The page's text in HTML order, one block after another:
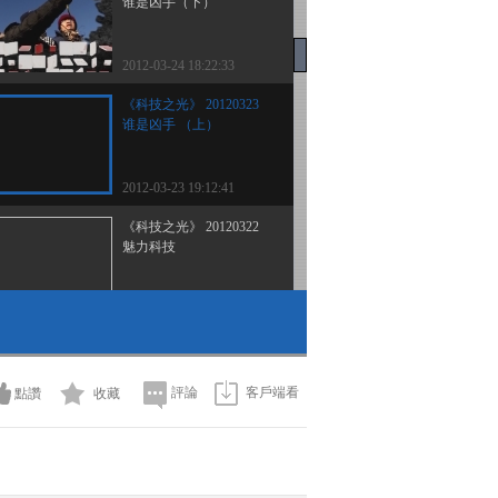
2012-03-24 18:22:33
《科技之光》 20120323
谁是凶手 （上）
2012-03-23 19:12:41
《科技之光》 20120322
魅力科技
2012-03-21 18:46:25
制胜法宝
點讚 收藏 評論 客戶端看